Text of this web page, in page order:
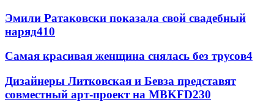
Эмили Ратаковски показала свой свадебный
наряд410
Самая красивая женщина снялась без трусов4
Дизайнеры Литковская и Бевза представят
совместный арт-проект на MBKFD230